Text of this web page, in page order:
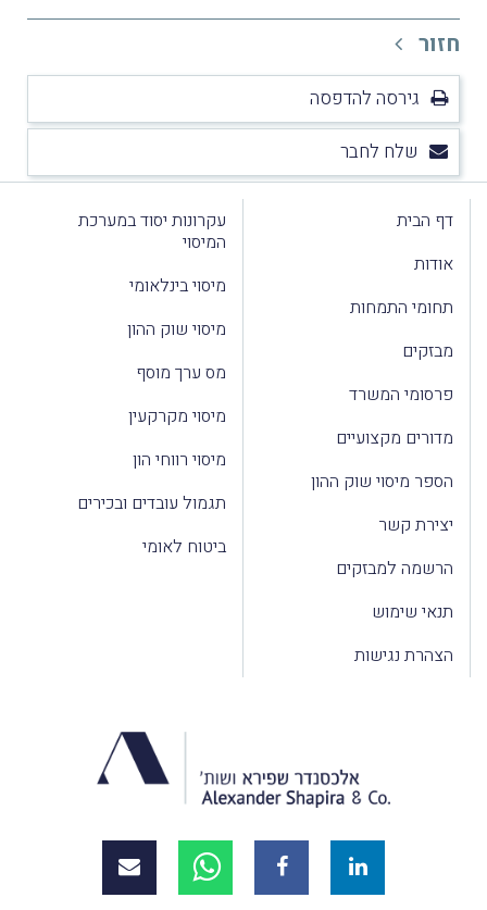
חזור
גירסה להדפסה
שלח לחבר
דף הבית
אודות
תחומי התמחות
מבזקים
פרסומי המשרד
מדורים מקצועיים
הספר מיסוי שוק ההון
יצירת קשר
הרשמה למבזקים
תנאי שימוש
הצהרת נגישות
עקרונות יסוד במערכת
המיסוי
מיסוי בינלאומי
מיסוי שוק ההון
מס ערך מוסף
מיסוי מקרקעין
מיסוי רווחי הון
תגמול עובדים ובכירים
ביטוח לאומי